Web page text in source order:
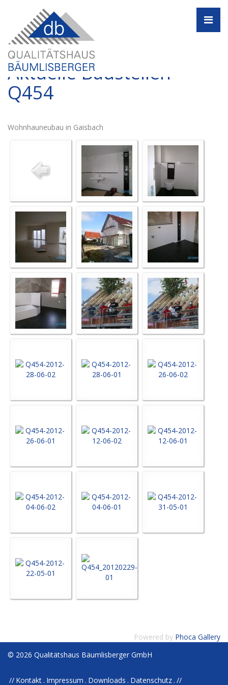
Aktuelle Baustellen -
Q454
Wohnhauneubau in Gaisbach
Powered by Phoca Gallery
© 2026 Qualitätshaus Bäumlisberger GmbH
Kontakt Impressum Downloads Datenschutz //